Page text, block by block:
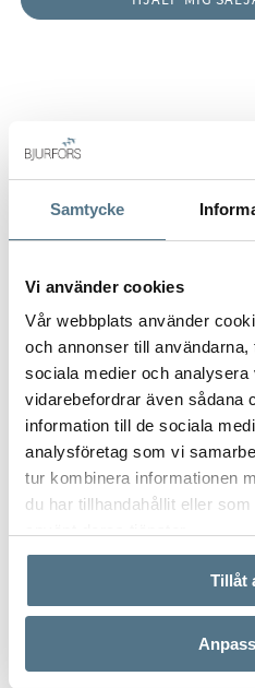
Samtycke
Vi använder cookies
Vår webbplats använder
och annonser till
sociala medier och analysera
vidarebefordrar även sådana
information till de sociala
analysföretag som vi
tur kombinera informationen
du har tillhandahållit eller
Tillåt
Film